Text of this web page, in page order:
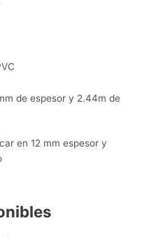
de espesor y 2.44m de
en 12 mm espesor y